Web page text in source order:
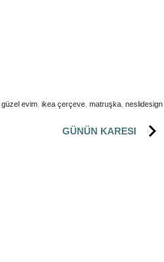
evim ikea çerçeve matruşka neslidesign
GÜNÜN KARESI